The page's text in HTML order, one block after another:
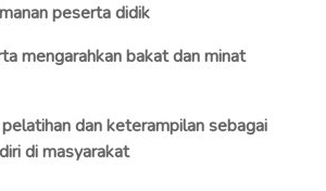
peserta didik
mengarahkan bakat dan minat
dan keterampilan sebagai
di masyarakat